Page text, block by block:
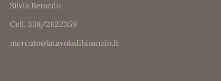
Silvia Berardo
Cell. 338/2622359
mercato@latavoladibisanzio.it